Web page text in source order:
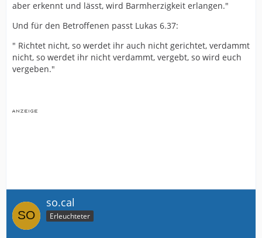
aber erkennt und lässt, wird Barmherzigkeit erlangen."
Und für den Betroffenen passt Lukas 6.37:
" Richtet nicht, so werdet ihr auch nicht gerichtet, verdammt
nicht, so werdet ihr nicht verdammt, vergebt, so wird euch
vergeben."
so.cal
Erleuchteter